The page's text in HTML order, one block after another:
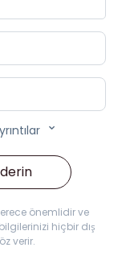

önemlidir ve
hiçbir dış
verir.